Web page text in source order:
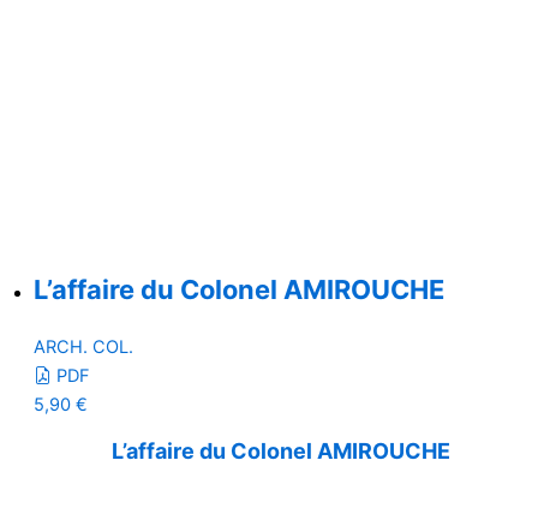
L’affaire du Colonel AMIROUCHE
ARCH. COL.
PDF
5,90 €
L’affaire du Colonel AMIROUCHE